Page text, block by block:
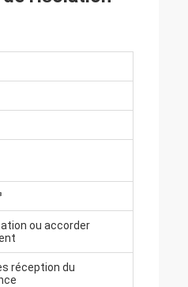
ou accorder
réception du